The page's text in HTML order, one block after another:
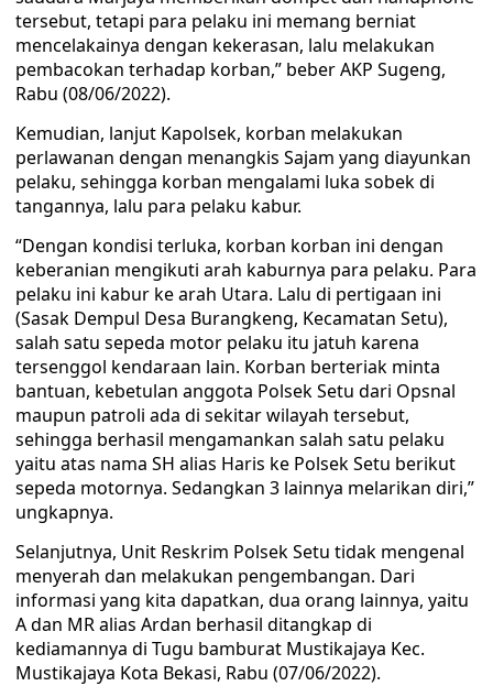
tersebut, tetapi para pelaku ini memang berniat
mencelakainya dengan kekerasan, lalu melakukan
pembacokan terhadap korban,” beber AKP Sugeng,
Rabu (08/06/2022).
Kemudian, lanjut Kapolsek, korban melakukan
perlawanan dengan menangkis Sajam yang diayunkan
pelaku, sehingga korban mengalami luka sobek di
tangannya, lalu para pelaku kabur.
“Dengan kondisi terluka, korban korban ini dengan
keberanian mengikuti arah kaburnya para pelaku. Para
pelaku ini kabur ke arah Utara. Lalu di pertigaan ini
(Sasak Dempul Desa Burangkeng, Kecamatan Setu),
salah satu sepeda motor pelaku itu jatuh karena
tersenggol kendaraan lain. Korban berteriak minta
bantuan, kebetulan anggota Polsek Setu dari Opsnal
maupun patroli ada di sekitar wilayah tersebut,
sehingga berhasil mengamankan salah satu pelaku
yaitu atas nama SH alias Haris ke Polsek Setu berikut
sepeda motornya. Sedangkan 3 lainnya melarikan diri,”
ungkapnya.
Selanjutnya, Unit Reskrim Polsek Setu tidak mengenal
menyerah dan melakukan pengembangan. Dari
informasi yang kita dapatkan, dua orang lainnya, yaitu
A dan MR alias Ardan berhasil ditangkap di
kediamannya di Tugu bamburat Mustikajaya Kec.
Mustikajaya Kota Bekasi, Rabu (07/06/2022).